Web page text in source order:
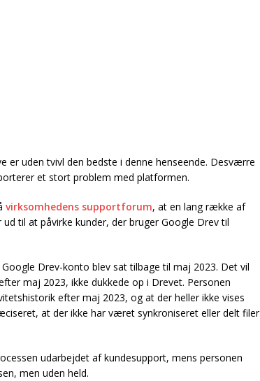
er uden tvivl den bedste i denne henseende. Desværre
et stort problem med platformen.
virksomhedens supportforum, at en lang række af
til at påvirke kunder, der bruger Google Drev til
Drev-konto blev sat tilbage til maj 2023. Det vil
maj 2023, ikke dukkede op i Drevet. Personen
efter maj 2023, og at der heller ikke vises
at der ikke har været synkroniseret eller delt filer
udarbejdet af kundesupport, mens personen
men uden held.